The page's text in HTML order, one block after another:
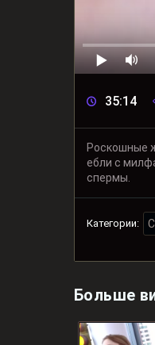
35:14
Роскошные
ебли с
спермы.
Категории:
Больше